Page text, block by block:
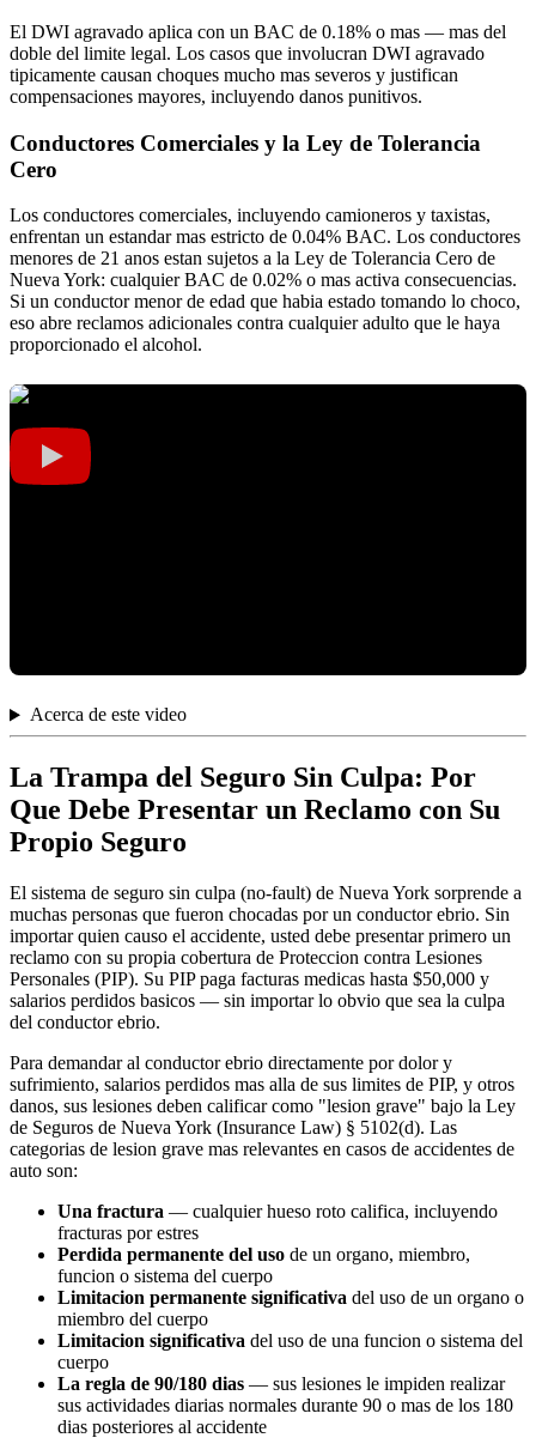
El DWI agravado aplica con un BAC de 0.18% o mas — mas del
doble del limite legal. Los casos que involucran DWI agravado
tipicamente causan choques mucho mas severos y justifican
compensaciones mayores, incluyendo danos punitivos.
Conductores Comerciales y la Ley de Tolerancia
Cero
Los conductores comerciales, incluyendo camioneros y taxistas,
enfrentan un estandar mas estricto de 0.04% BAC. Los conductores
menores de 21 anos estan sujetos a la Ley de Tolerancia Cero de
Nueva York: cualquier BAC de 0.02% o mas activa consecuencias.
Si un conductor menor de edad que habia estado tomando lo choco,
eso abre reclamos adicionales contra cualquier adulto que le haya
proporcionado el alcohol.
Acerca de este video
La Trampa del Seguro Sin Culpa: Por
Que Debe Presentar un Reclamo con Su
Propio Seguro
El sistema de seguro sin culpa (no-fault) de Nueva York sorprende a
muchas personas que fueron chocadas por un conductor ebrio. Sin
importar quien causo el accidente, usted debe presentar primero un
reclamo con su propia cobertura de Proteccion contra Lesiones
Personales (PIP). Su PIP paga facturas medicas hasta $50,000 y
salarios perdidos basicos — sin importar lo obvio que sea la culpa
del conductor ebrio.
Para demandar al conductor ebrio directamente por dolor y
sufrimiento, salarios perdidos mas alla de sus limites de PIP, y otros
danos, sus lesiones deben calificar como "lesion grave" bajo la Ley
de Seguros de Nueva York (Insurance Law) § 5102(d). Las
categorias de lesion grave mas relevantes en casos de accidentes de
auto son:
Una fractura — cualquier hueso roto califica, incluyendo
fracturas por estres
Perdida permanente del uso de un organo, miembro,
funcion o sistema del cuerpo
Limitacion permanente significativa del uso de un organo o
miembro del cuerpo
Limitacion significativa del uso de una funcion o sistema del
cuerpo
La regla de 90/180 dias — sus lesiones le impiden realizar
sus actividades diarias normales durante 90 o mas de los 180
dias posteriores al accidente